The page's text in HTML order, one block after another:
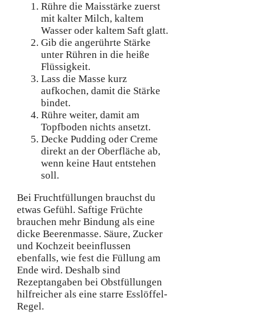
Rühre die Maisstärke zuerst
mit kalter Milch, kaltem
Wasser oder kaltem Saft glatt.
Gib die angerührte Stärke
unter Rühren in die heiße
Flüssigkeit.
Lass die Masse kurz
aufkochen, damit die Stärke
bindet.
Rühre weiter, damit am
Topfboden nichts ansetzt.
Decke Pudding oder Creme
direkt an der Oberfläche ab,
wenn keine Haut entstehen
soll.
Bei Fruchtfüllungen brauchst du
etwas Gefühl. Saftige Früchte
brauchen mehr Bindung als eine
dicke Beerenmasse. Säure, Zucker
und Kochzeit beeinflussen
ebenfalls, wie fest die Füllung am
Ende wird. Deshalb sind
Rezeptangaben bei Obstfüllungen
hilfreicher als eine starre Esslöffel-
Regel.